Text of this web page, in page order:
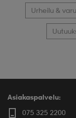
Urheilu &
Asiakaspalvelu:
075 325 2200